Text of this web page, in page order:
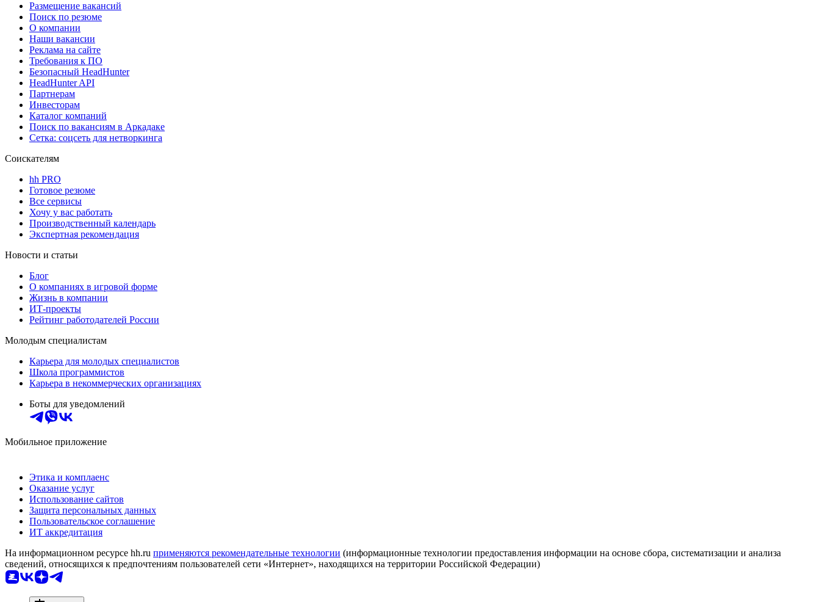
Размещение вакансий
Поиск по резюме
О компании
Наши вакансии
Реклама на сайте
Требования к ПО
Безопасный HeadHunter
HeadHunter API
Партнерам
Инвесторам
Каталог компаний
Поиск по вакансиям в Аркадаке
Сетка: соцсеть для нетворкинга
Соискателям
hh PRO
Готовое резюме
Все сервисы
Хочу у вас работать
Производственный календарь
Экспертная рекомендация
Новости и статьи
Блог
О компаниях в игровой форме
Жизнь в компании
ИТ-проекты
Рейтинг работодателей России
Молодым специалистам
Карьера для молодых специалистов
Школа программистов
Карьера в некоммерческих организациях
Боты для уведомлений
Мобильное приложение
Этика и комплаенс
Оказание услуг
Использование сайтов
Защита персональных данных
Пользовательское соглашение
ИТ аккредитация
На информационном ресурсе hh.ru применяются рекомендательные технологии (информационные технологии предоставления информации на основе сбора, систематизации и анализа
сведений, относящихся к предпочтениям пользователей сети «Интернет», находящихся на территории Российской Федерации)